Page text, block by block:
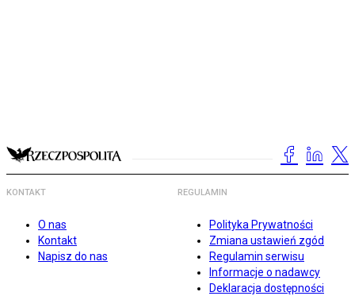
KONTAKT
O nas
Kontakt
Napisz do nas
REGULAMIN
Polityka Prywatności
Zmiana ustawień zgód
Regulamin serwisu
Informacje o nadawcy
Deklaracja dostępności